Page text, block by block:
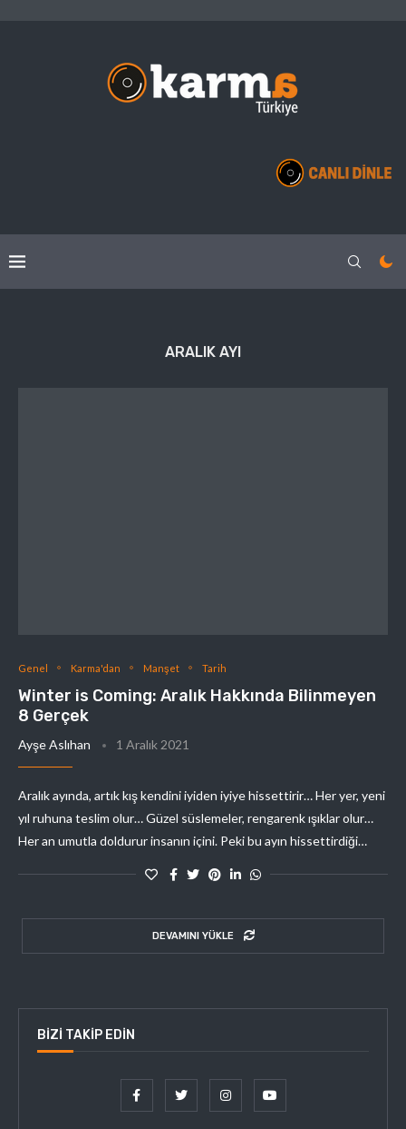
ARALIK AYI
Genel Karma'dan Manşet Tarih
Winter is Coming: Aralık Hakkında Bilinmeyen
8 Gerçek
Ayşe Aslıhan 1 Aralık 2021
Aralık ayında, artık kış kendini iyiden iyiye hissettirir… Her yer, yeni
yıl ruhuna teslim olur… Güzel süslemeler, rengarenk ışıklar olur…
Her an umutla doldurur insanın içini. Peki bu ayın hissettirdiği…
DEVAMINI YÜKLE
BIZI TAKIP EDIN